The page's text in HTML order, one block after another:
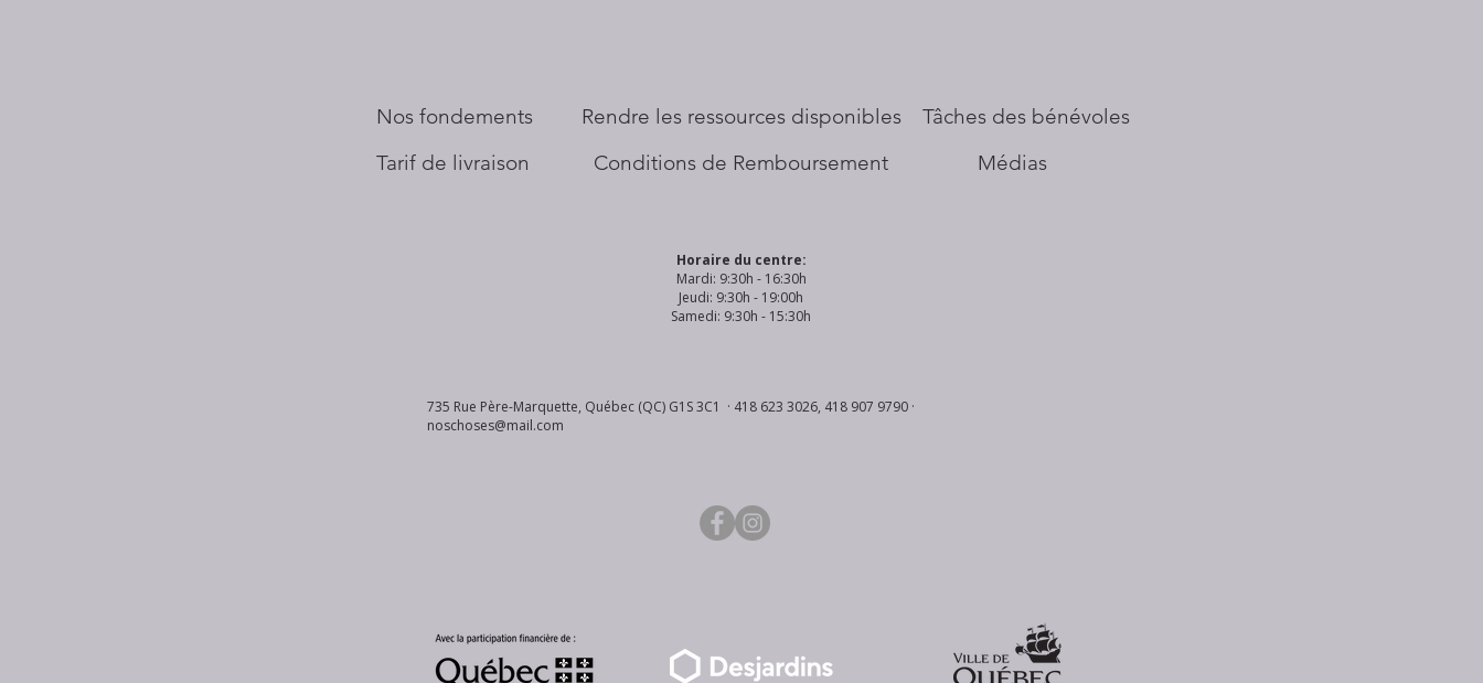
Nos fondements
Tarif de livraison
​Rendre les ressources disponibles
Conditions de Remboursement
Tâches des bénévoles
Médias
Horaire du centre:
Mardi: 9:30h - 16:30h
Jeudi: 9:30h - 19:00h
Samedi: 9:30h - 15:30h
735 Rue Père-Marquette, Québec (QC) G1S 3C1 · 418 623 3026, 418 907 9790 ·
noschoses@mail.com